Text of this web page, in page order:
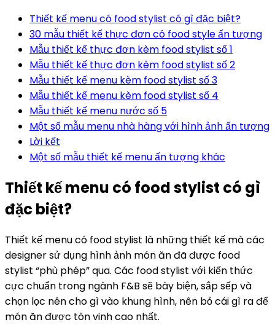
Thiết kế menu có food stylist có gì đặc biệt?
30 mẫu thiết kế thực đơn có food style ấn tượng
Mẫu thiết kế thực đơn kèm food stylist số 1
Mẫu thiết kế thực đơn kèm food stylist số 2
Mẫu thiết kế menu kèm food stylist số 3
Mẫu thiết kế menu kèm food stylist số 4
Mẫu thiết kế menu nước số 5
Một số mẫu menu nhà hàng với hình ảnh ấn tượng
Lời kết
Một số mẫu thiết kế menu ấn tượng khác
Thiết kế menu có food stylist có gì
đặc biệt?
Thiết kế menu có food stylist là những thiết kế mà các
designer sử dụng hình ảnh món ăn đã được food
stylist “phù phép” qua. Các food stylist với kiến thức
cực chuẩn trong ngành F&B sẽ bày biện, sắp sếp và
chọn lọc nên cho gì vào khung hình, nên bỏ cái gì ra để
món ăn được tôn vinh cao nhất.